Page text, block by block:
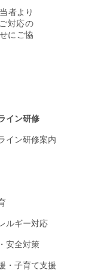
者より
対応の
にご協
イン研修
イン研修案内
ルギー対応
安全対策
・子育て支援